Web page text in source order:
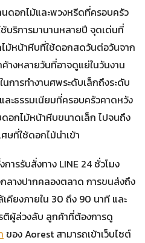
ดอกไม้และพวงหรีดที่ครอบครัว
บริการมานานหลายปี จุดเด่นที่
ไม้หน้าหีบที่ใช้ดอกสดวันต่อวันจาก
างหลายวันที่อาจดูแย่ในวันงาน
การทำงานศพระดับเล็กถึงระดับ
ะธรรมเนียมที่ครอบครัวคาดหวัง
อกไม้หน้าหีบขนาดเล็ก ไปจนถึง
ที่ใช้ดอกไม้นำเข้า
ารรับสั่งทาง LINE 24 ชั่วโมง
ลางปากคลองตลาด การขนส่งถึง
คียงภายใน 30 ถึง 90 นาที และ
ติผู้ล่วงลับ ลูกค้าที่ต้องการดู
ของ Aorest สามารถเข้าเว็บไซต์